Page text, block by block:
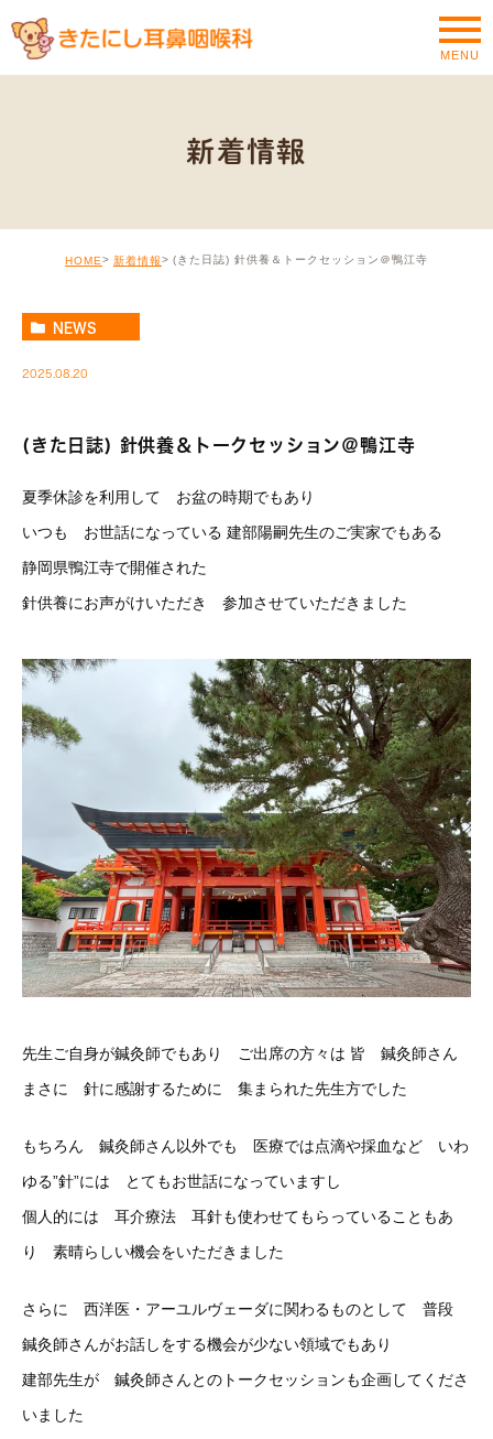
MENU
新着情報
HOME 新着情報 (きた日誌) 針供養＆トークセッション＠鴨江寺
NEWS
2025.08.20
(きた日誌) 針供養＆トークセッション＠鴨江寺
夏季休診を利用して お盆の時期でもあり
いつも お世話になっている 建部陽嗣先生のご実家でもある
静岡県鴨江寺で開催された
針供養にお声がけいただき 参加させていただきました
先生ご自身が鍼灸師でもあり ご出席の方々は 皆 鍼灸師さん
まさに 針に感謝するために 集まられた先生方でした
もちろん 鍼灸師さん以外でも 医療では点滴や採血など いわ
ゆる”針”には とてもお世話になっていますし
個人的には 耳介療法 耳針も使わせてもらっていることもあ
り 素晴らしい機会をいただきました
さらに 西洋医・アーユルヴェーダに関わるものとして 普段
鍼灸師さんがお話しをする機会が少ない領域でもあり
建部先生が 鍼灸師さんとのトークセッションも企画してくださ
いました